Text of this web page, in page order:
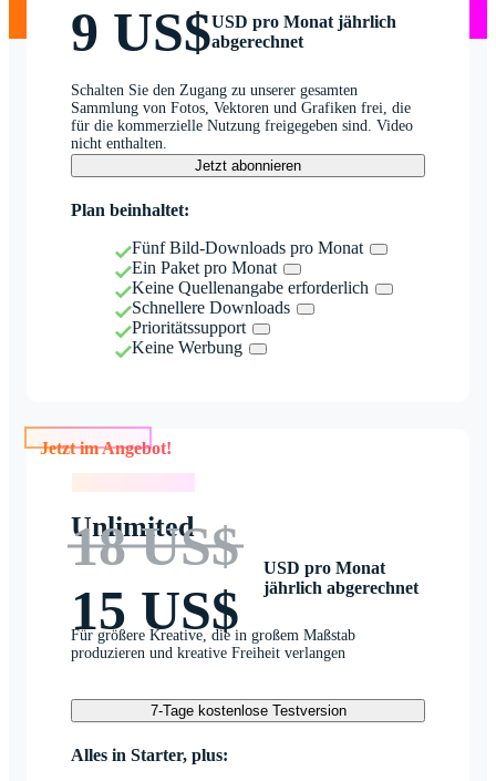
9 US$USD pro Monat jährlich
abgerechnet
Schalten Sie den Zugang zu unserer gesamten
Sammlung von Fotos, Vektoren und Grafiken frei, die
für die kommerzielle Nutzung freigegeben sind. Video
nicht enthalten.
Jetzt abonnieren
Plan beinhaltet:
Fünf Bild-Downloads pro Monat
Ein Paket pro Monat
Keine Quellenangabe erforderlich
Schnellere Downloads
Prioritätssupport
Keine Werbung
Jetzt im Angebot!
Unlimited
18 US$
15 US$
USD pro Monat
jährlich abgerechnet
Für größere Kreative, die in großem Maßstab
produzieren und kreative Freiheit verlangen
7-Tage kostenlose Testversion
Alles in Starter, plus: